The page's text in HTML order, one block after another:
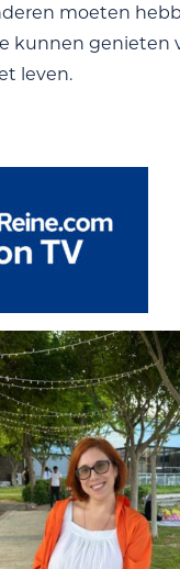
moeten
kunnen genieten
leven.